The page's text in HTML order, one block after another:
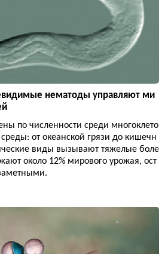
нематоды управляют ми
по численности среди многоклето
от океанской грязи до кишечн
виды вызывают тяжелые боле
около 12% мирового урожая, ост